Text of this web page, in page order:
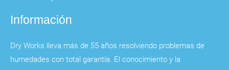
Información
Dry Works lleva más de 55 años resolviendo problemas de
humedades con total garantía. El conocimiento y la